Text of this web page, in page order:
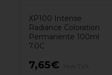
XP100 Intense
Radiance Coloration
Permanente 100ml
7.0C
7,65€